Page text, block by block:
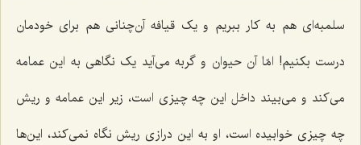
سلمبه‌اى هم به کار ببریم و یک قیافه آن‌چنانی هم براى خودمان
درست بکنیم! امّا آن حیوان و گربه مى‌آید یک نگاهى به این عمامه
مى‌کند و مى‌بیند داخل این چه چیزی است، زیر این عمامه و ریش
چه چیزی خوابیده است، او به این درازى ریش نگاه نمى‌کند، این‌ها